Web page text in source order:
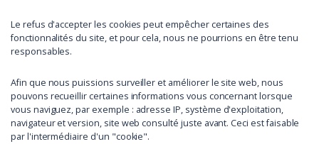
Le refus d'accepter les cookies peut empêcher certaines des
fonctionnalités du site, et pour cela, nous ne pourrions en être tenu
responsables.
Afin que nous puissions surveiller et améliorer le site web, nous
pouvons recueillir certaines informations vous concernant lorsque
vous naviguez, par exemple : adresse IP, système d'exploitation,
navigateur et version, site web consulté juste avant. Ceci est faisable
par l'intermédiaire d'un "cookie".